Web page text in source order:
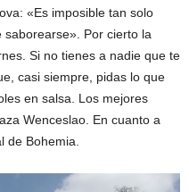
«Es imposible tan solo
Por cierto la
Si no tienes a nadie que te
casi siempre, pidas lo que
en salsa. Los mejores
Wenceslao. En cuanto a
de Bohemia.